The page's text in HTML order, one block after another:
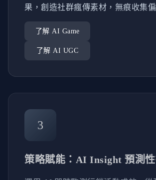
果，創造社群瘋傳素材，無痕收集偏
了解 AI Game
了解 AI UGC
3
策略賦能：AI Insight 預測